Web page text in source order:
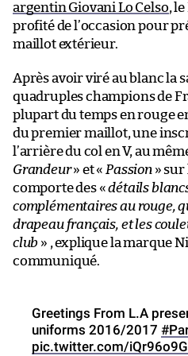
argentin Giovani Lo Celso,
profité de l’occasion pour
maillot extérieur.
Après avoir viré au blanc la
quadruples champions de
plupart du temps en rouge
du premier maillot, une
l’arrière du col en V, au
Grandeur» et «Passion» sur
comporte des «détails
complémentaires au rouge,
drapeau français, et les
club » , explique la marque
communiqué.
Greetings From L.A
uniforms 2016/2017
pic.twitter.com/